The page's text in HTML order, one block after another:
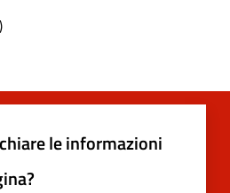
le informazioni